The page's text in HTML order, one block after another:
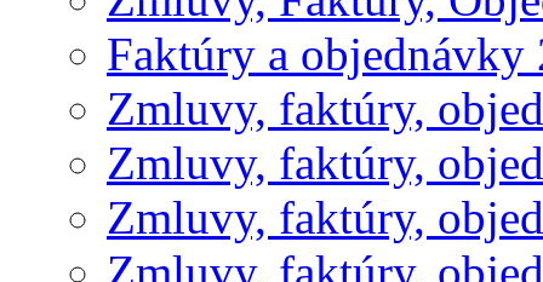
Faktúry a objednávky
Zmluvy, faktúry,
Zmluvy, faktúry,
Zmluvy, faktúry,
Zmluvy, faktúry,